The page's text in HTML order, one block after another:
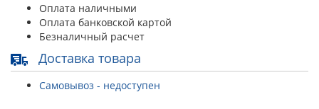
Оплата наличными
Оплата банковской картой
Безналичный расчет
Доставка товара
Самовывоз - недоступен